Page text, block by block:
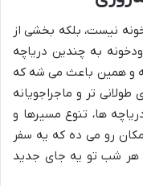
نیست، بلکه بخشی از
به چندین دریاچه
و همین باعث می شه که
تر و ماجراجویانه
ها، تنوع مسیرها و
رو می ده که یه سفر
و هر شب تو یه جای جدید